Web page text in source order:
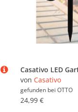
von Casativo
gefunden bei OTTO
24,99 €